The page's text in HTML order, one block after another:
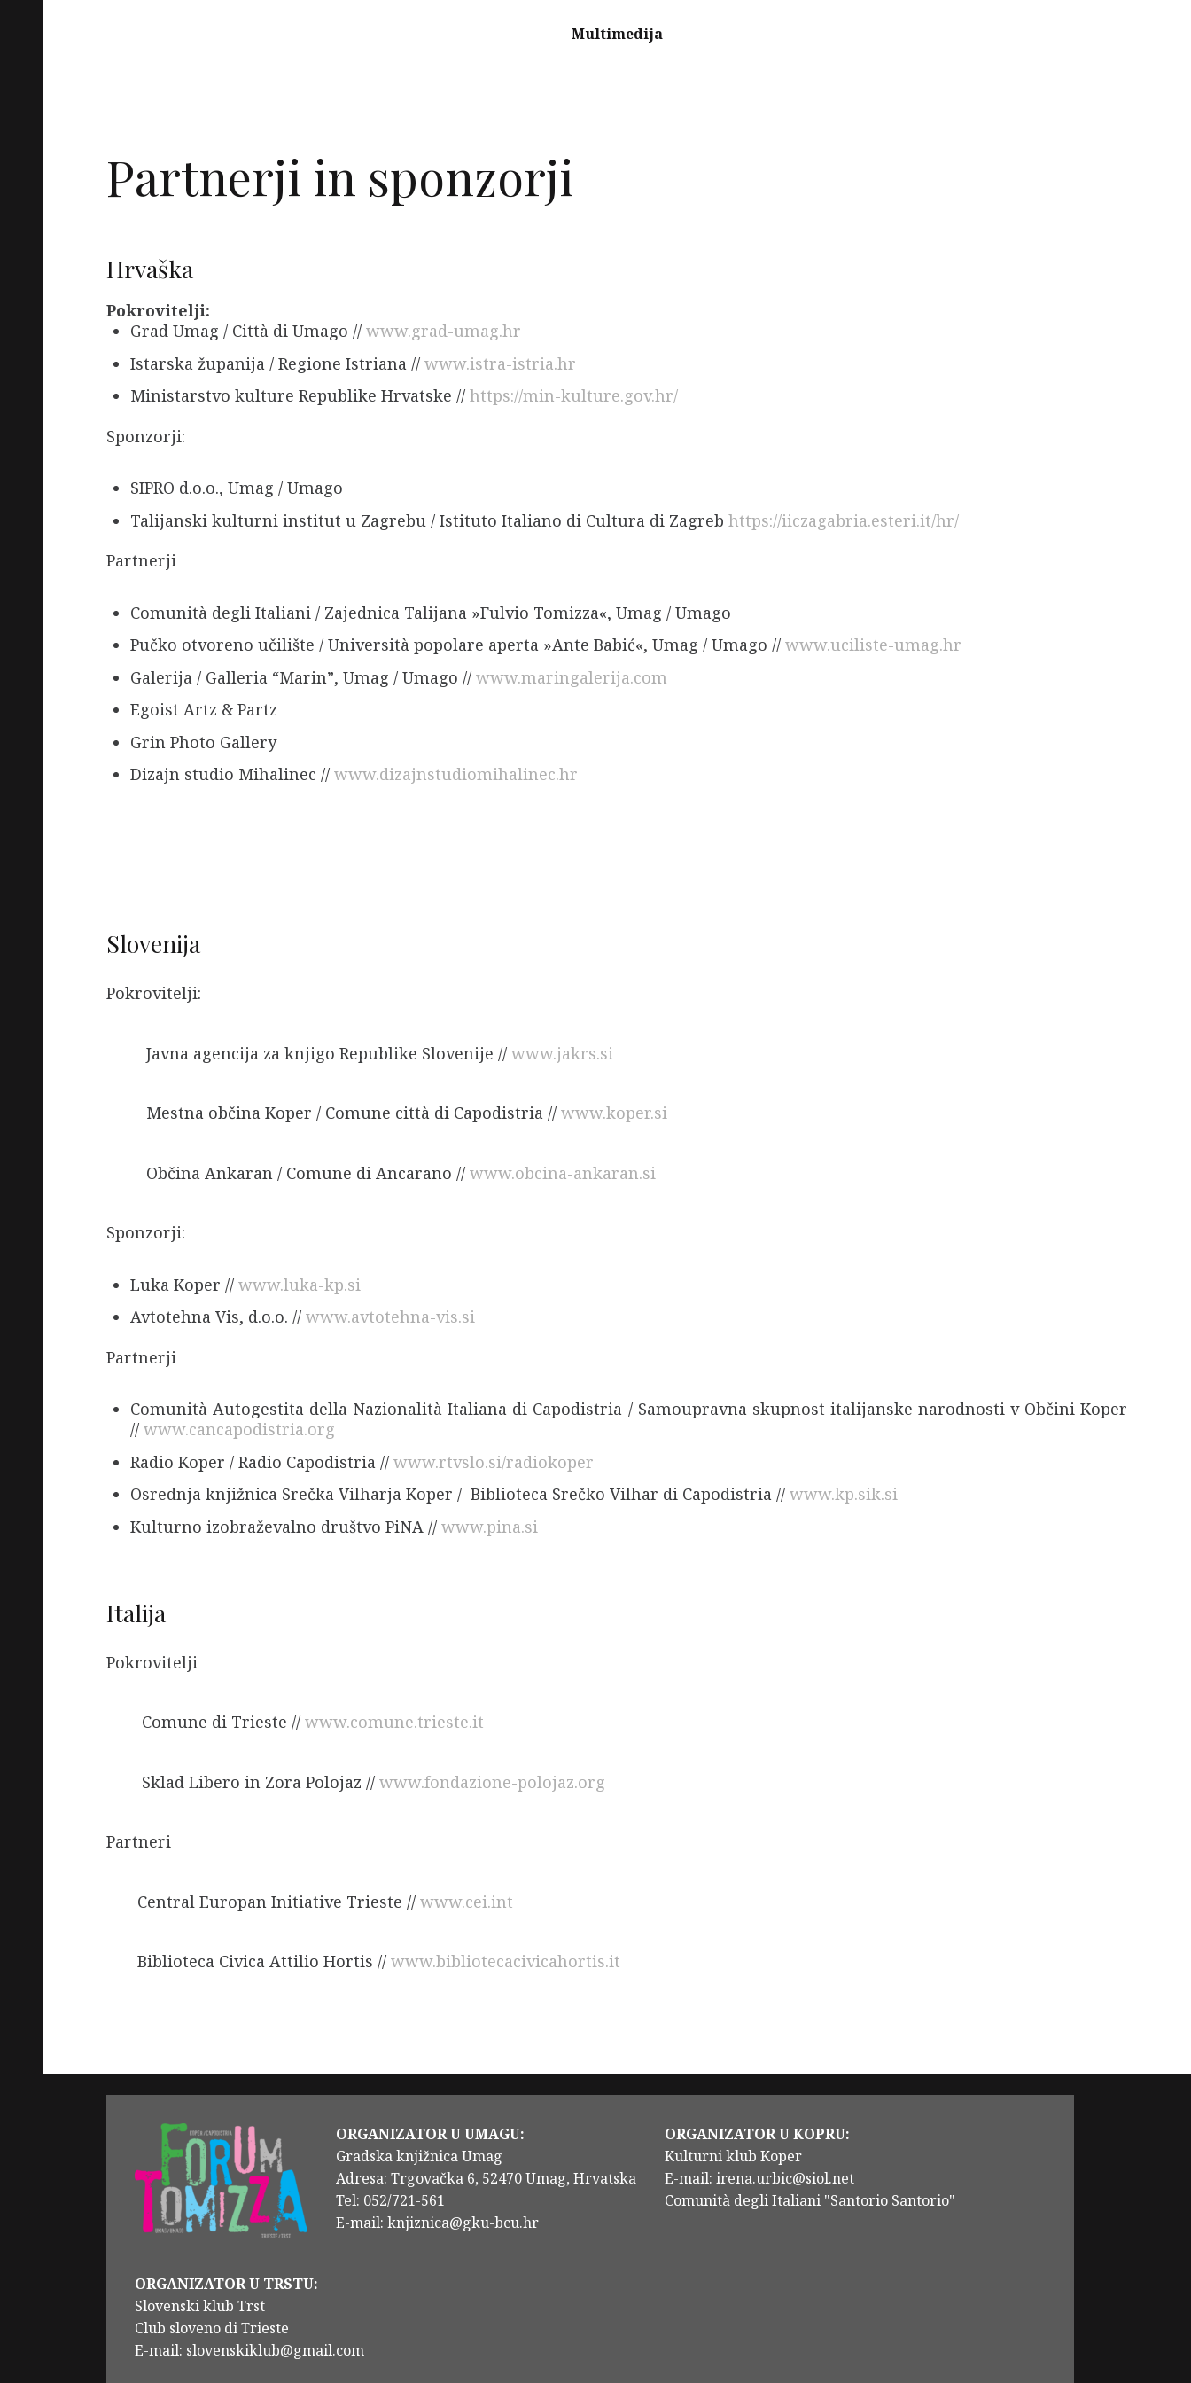
Multimedija
Partnerji in sponzorji
Hrvaška
Pokrovitelji:
Grad Umag / Città di Umago // www.grad-umag.hr
Istarska županija / Regione Istriana // www.istra-istria.hr
Ministarstvo kulture Republike Hrvatske // https://min-kulture.gov.hr/
Sponzorji:
SIPRO d.o.o., Umag / Umago
Talijanski kulturni institut u Zagrebu / Istituto Italiano di Cultura di Zagreb https://iiczagabria.esteri.it/hr/
Partnerji
Comunità degli Italiani / Zajednica Talijana »Fulvio Tomizza«, Umag / Umago
Pučko otvoreno učilište / Università popolare aperta »Ante Babić«, Umag / Umago // www.uciliste-umag.hr
Galerija / Galleria “Marin”, Umag / Umago // www.maringalerija.com
Egoist Artz & Partz
Grin Photo Gallery
Dizajn studio Mihalinec // www.dizajnstudiomihalinec.hr
Slovenija
Pokrovitelji:
Javna agencija za knjigo Republike Slovenije // www.jakrs.si
Mestna občina Koper / Comune città di Capodistria // www.koper.si
Občina Ankaran / Comune di Ancarano // www.obcina-ankaran.si
Sponzorji:
Luka Koper // www.luka-kp.si
Avtotehna Vis, d.o.o. // www.avtotehna-vis.si
Partnerji
Comunità Autogestita della Nazionalità Italiana di Capodistria / Samoupravna skupnost italijanske narodnosti v Občini Koper
// www.cancapodistria.org
Radio Koper / Radio Capodistria // www.rtvslo.si/radiokoper
Osrednja knjižnica Srečka Vilharja Koper / Biblioteca Srečko Vilhar di Capodistria // www.kp.sik.si
Kulturno izobraževalno društvo PiNA // www.pina.si
Italija
Pokrovitelji
Comune di Trieste // www.comune.trieste.it
Sklad Libero in Zora Polojaz // www.fondazione-polojaz.org
Partneri
Central Europan Initiative Trieste // www.cei.int
Biblioteca Civica Attilio Hortis // www.bibliotecacivicahortis.it
ORGANIZATOR U UMAGU:
Gradska knjižnica Umag
Adresa: Trgovačka 6, 52470 Umag, Hrvatska
Tel: 052/721-561
E-mail: knjiznica@gku-bcu.hr
ORGANIZATOR U KOPRU:
Kulturni klub Koper
E-mail: irena.urbic@siol.net
Comunità degli Italiani "Santorio Santorio"
ORGANIZATOR U TRSTU:
Slovenski klub Trst
Club sloveno di Trieste
E-mail: slovenskiklub@gmail.com